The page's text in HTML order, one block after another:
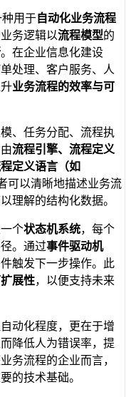
种用于自动化业务流程
务逻辑以流程模型的
。在企业信息化建设
处理、客户服务、人
业务流程的效率与可
、任务分配、流程执
流程引擎、流程定义
定义语言（如
可以清晰地描述业务流
理解的结构化数据。
个状态机系统，每个
。通过事件驱动机
触发下一步操作。此
展性，以便支持未来
动化程度，更在于增
降低人为错误率，提
务流程的企业而言，
的技术基础。